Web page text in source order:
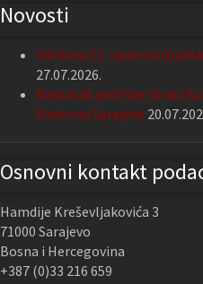
Novosti
Održana 13. sjednica
27.07.2026.
Nastavak podrške Grada
Kantona Sarajevo
Osnovni kontakt
Hamdije Kreševljakovića 3
71000 Sarajevo
Bosna i Hercegovina
+387 (0)33 216 659